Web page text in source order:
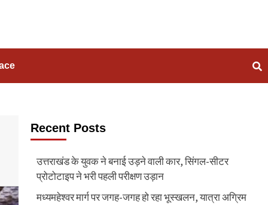
Recent Posts
उत्तराखंड के युवक ने बनाई उड़ने वाली कार, सिंगल-सीटर
प्रोटोटाइप ने भरी पहली परीक्षण उड़ान
मध्यमहेश्वर मार्ग पर जगह-जगह हो रहा भूस्खलन, यात्रा अग्रिम